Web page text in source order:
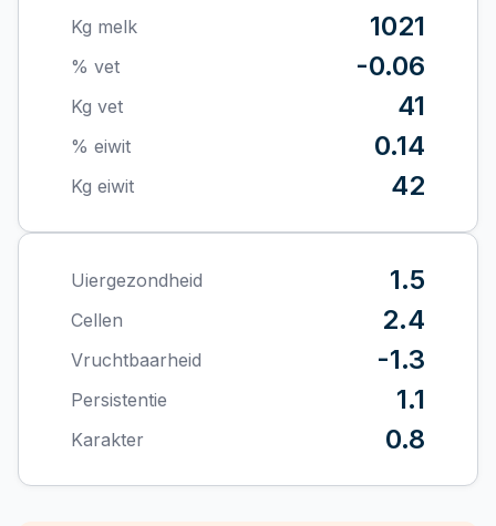
Kg melk 1021
% vet -0.06
Kg vet 41
% eiwit 0.14
Kg eiwit 42
Uiergezondheid 1.5
Cellen 2.4
Vruchtbaarheid -1.3
Persistentie 1.1
Karakter 0.8